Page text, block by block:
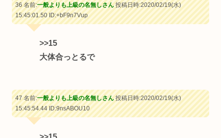
36 名前:一般よりも上級の名無しさん投稿日時:2020/02/19(水)
15:45:01.50ID:+bF9n7Vup
>>15
大体合っとるで
47 名前:一般よりも上級の名無しさん投稿日時:2020/02/19(水)
15:45:54.44ID:9nsABOU10